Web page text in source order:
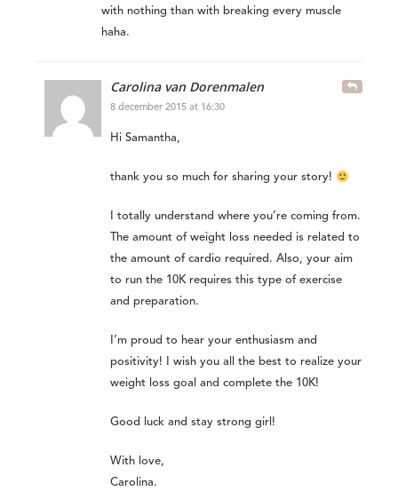
with nothing than with breaking every muscle
haha.
Carolina van Dorenmalen
8 december 2015 at 16:30
Hi Samantha,
thank you so much for sharing your story!
I totally understand where you’re coming from.
The amount of weight loss needed is related to
the amount of cardio required. Also, your aim
to run the 10K requires this type of exercise
and preparation.
I’m proud to hear your enthusiasm and
positivity! I wish you all the best to realize your
weight loss goal and complete the 10K!
Good luck and stay strong girl!
With love,
Carolina.